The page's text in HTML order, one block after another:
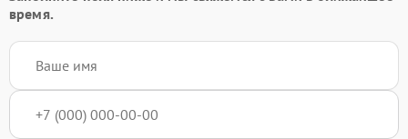
время.